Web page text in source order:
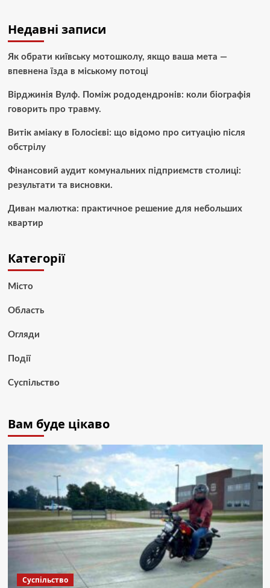
Недавні записи
Як обрати київську мотошколу, якщо ваша мета —
впевнена їзда в міському потоці
Вірджинія Вулф. Поміж рододендронів: коли біографія
говорить про травму.
Витік аміаку в Голосієві: що відомо про ситуацію після
обстрілу
Фінансовий аудит комунальних підприємств столиці:
результати та висновки.
Диван малютка: практичное решение для небольших
квартир
Категорії
Місто
Область
Огляди
Події
Суспільство
Вам буде цікаво
Суспільство